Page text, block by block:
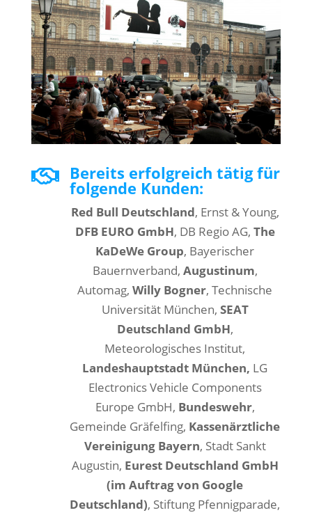
 Bereits erfolgreich tätig für
folgende Kunden:
Red Bull Deutschland, Ernst & Young,
DFB EURO GmbH, DB Regio AG, The
KaDeWe Group, Bayerischer
Bauernverband, Augustinum,
Automag,Willy Bogner, Technische
Universität München, SEAT
Deutschland GmbH,
Meteorologisches Institut,
Landeshauptstadt München, LG
Electronics Vehicle Components
Europe GmbH, Bundeswehr,
Gemeinde Gräfelfing, Kassenärztliche
Vereinigung Bayern, Stadt Sankt
Augustin, Eurest Deutschland GmbH
(im Auftrag von Google
Deutschland), Stiftung Pfennigparade,